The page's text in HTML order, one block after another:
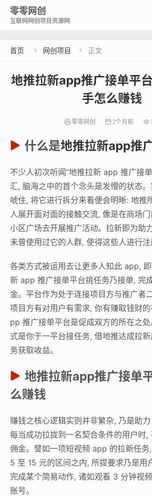
零零网创
互联网网创项目资源网
首页  网创项目  正文
地推拉新app推广接单平
手怎么赚钱
零零网创 2个月前
什么是地推拉新app推
不少人初次听闻“地推拉新 app 推广接
汇, 脑海之中的首个念头是发懵的状态
唬住, 将它进行拆分来看便会明晰: 地推
人展开面对面的接触交流, 像是在商场
小区广场去开展推广活动。拉新即为助
未曾使用过它的人群, 使得这些人进行注
各类方式被运用去让更多人知此 app,
新 app 推广接单平台挑任务乃接单, 完
金。平台作为处于连接项目方与推广者
项目方有对用户有需求, 你有赚取钱财
pp 推广接单平台是促成双方的所在之
式是你于一平台接任务, 借地推达成拉
务获取收益。
地推拉新app推广接单
么赚钱
赚钱之核心逻辑实则并非繁杂, 乃是助
每当成功拉拢到一名契合条件的用户时,
佣金。譬如一项短视频 app 的拉新任
5 至 15 元的区间之内, 所提要求乃是用
完成某个简易动作, 诸如观看 3 分钟视
账号。